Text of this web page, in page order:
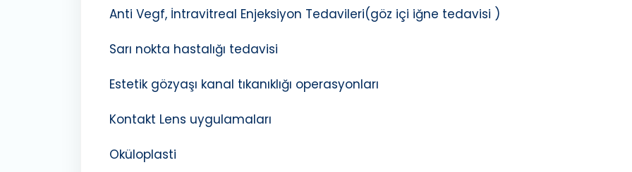
Anti Vegf, İntravitreal Enjeksiyon Tedavileri(göz içi iğne tedavisi )
Sarı nokta hastalığı tedavisi
Estetik gözyaşı kanal tıkanıklığı operasyonları
Kontakt Lens uygulamaları
Oküloplasti